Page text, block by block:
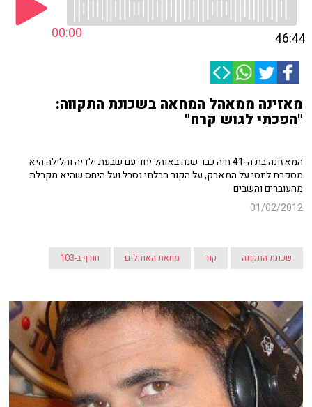
00:00 46:44
מאזינה ממאהל המחאה בשכונת התקווה:
"הפכתי לגוש קרח"
המאזינה בת ה-41 חיה כבר שנה באוהל יחד עם שבעת ילדיה והלילה היא
מספרת ליוסי על המאבק, על הקור הבלתי נסבל ועל היחס שהיא מקבלת
מהעוברים והשבים
01/02/2012
שכונת התקווה קור מחאת האוהלים חורף ב-103